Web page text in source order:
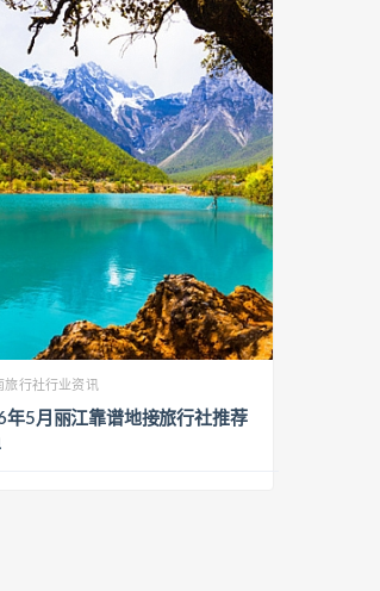
旅行社行业资讯
年5月丽江靠谱地接旅行社推荐